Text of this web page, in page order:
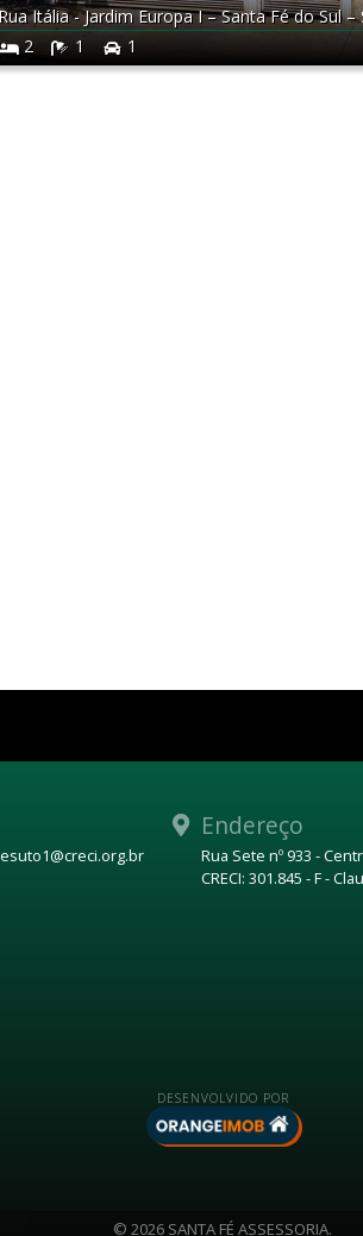
Itália - Jardim Europa I–Santa Fé do Sul–
2
1 1
Endereço
Rua Sete nº 933 -
CRECI: 301.845 - F -
DESENVOLVIDO POR
© 2026 SANTA FÉ ASSESSORIA.